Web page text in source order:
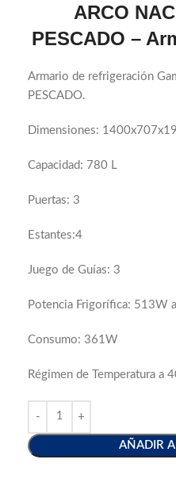
ARCO
PESCADO –
Armario de refrigeración
PESCADO.
Dimensiones:
Capacidad: 780 L
Puertas: 3
Estantes:4
Juego de Guías: 3
Potencia Frigorífica: 513W
Consumo: 361W
Régimen de Temperatura a
AÑADIR